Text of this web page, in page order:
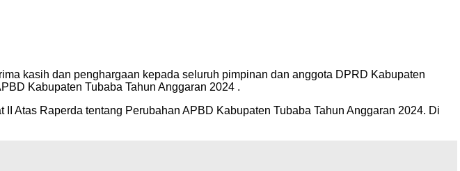
kasih dan penghargaan kepada seluruh pimpinan dan anggota DPRD Kabupaten
Kabupaten Tubaba Tahun Anggaran 2024 .
Atas Raperda tentang Perubahan APBD Kabupaten Tubaba Tahun Anggaran 2024. Di